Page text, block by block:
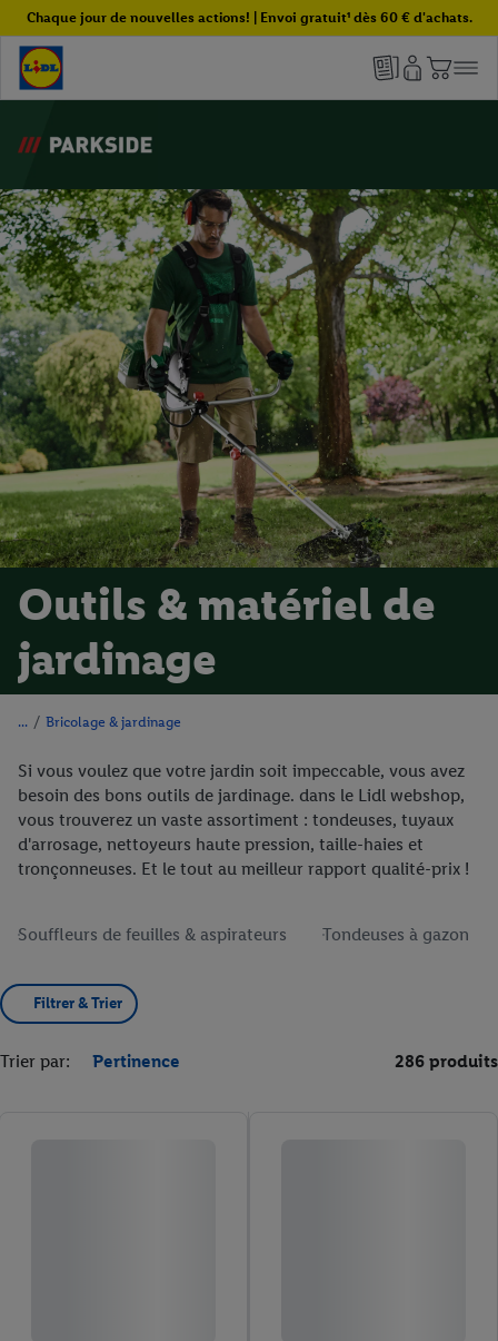
Chaque jour de nouvelles actions! | Envoi gratuit¹ dès 60 € d'achats.
Outils & matériel de
jardinage
/ Bricolage & jardinage
Si vous voulez que votre jardin soit impeccable, vous avez
besoin des bons outils de jardinage. dans le Lidl webshop,
vous trouverez un vaste assortiment : tondeuses, tuyaux
d'arrosage, nettoyeurs haute pression, taille-haies et
tronçonneuses. Et le tout au meilleur rapport qualité-prix !
Souffleurs de feuilles & aspirateurs Tondeuses à gazon
Filtrer & Trier
Trier par: Pertinence 286 produits